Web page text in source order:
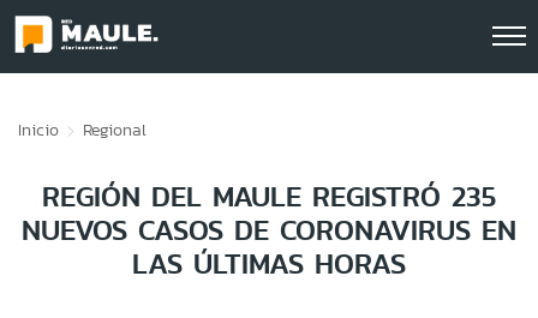
Inicio Regional
REGIÓN DEL MAULE REGISTRÓ 235
NUEVOS CASOS DE CORONAVIRUS EN
LAS ÚLTIMAS HORAS